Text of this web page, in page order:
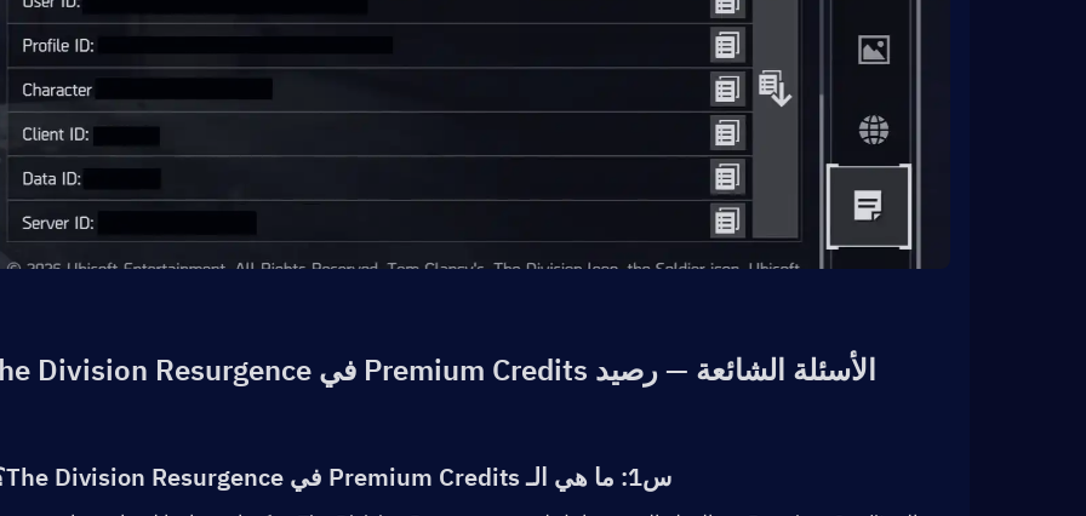
الأسئلة الشائعة — رصيد Premium Credits في The Division Resurgence
س1: ما هي الـ Premium Credits في The Division Resurgence؟